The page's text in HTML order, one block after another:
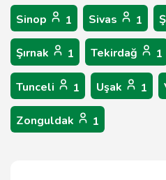
Sinop 1 Sivas 1
Şırnak 1 Tekirdağ 1
Tunceli 1 Uşak 1
Zonguldak 1